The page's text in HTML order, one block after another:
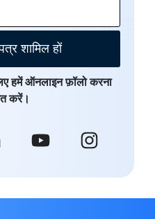
शामिल हों
हमें ऑनलाइन फ़ॉलो करना
करें।